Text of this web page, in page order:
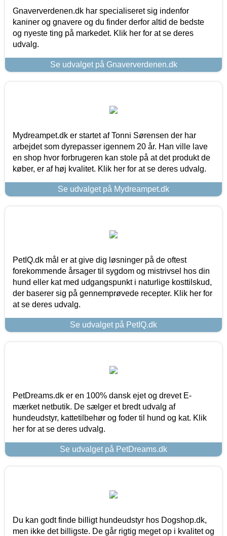
Gnaververdenen.dk har specialiseret sig indenfor
kaniner og gnavere og du finder derfor altid de bedste
og nyeste ting på markedet. Klik her for at se deres
udvalg.
Se udvalget på Gnaververdenen.dk
Mydreampet.dk er startet af Tonni Sørensen der har
arbejdet som dyrepasser igennem 20 år. Han ville lave
en shop hvor forbrugeren kan stole på at det produkt de
køber, er af høj kvalitet. Klik her for at se deres udvalg.
Se udvalget på Mydreampet.dk
PetIQ.dk mål er at give dig løsninger på de oftest
forekommende årsager til sygdom og mistrivsel hos din
hund eller kat med udgangspunkt i naturlige kosttilskud,
der baserer sig på gennemprøvede recepter. Klik her for
at se deres udvalg.
Se udvalget på PetIQ.dk
PetDreams.dk er en 100% dansk ejet og drevet E-
mærket netbutik. De sælger et bredt udvalg af
hundeudstyr, kattetilbehør og foder til hund og kat. Klik
her for at se deres udvalg.
Se udvalget på PetDreams.dk
Du kan godt finde billigt hundeudstyr hos Dogshop.dk,
men ikke det billigste. De går rigtig meget op i kvalitet og